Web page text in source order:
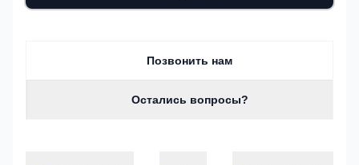
Позвонить нам
Остались вопросы?